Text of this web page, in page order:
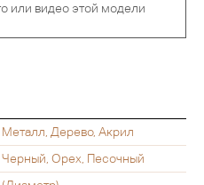
или видео этой модели
Металл, Дерево, Акрил
Черный, Орех, Песочный